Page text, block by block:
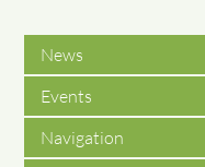
News
Events
Navigation